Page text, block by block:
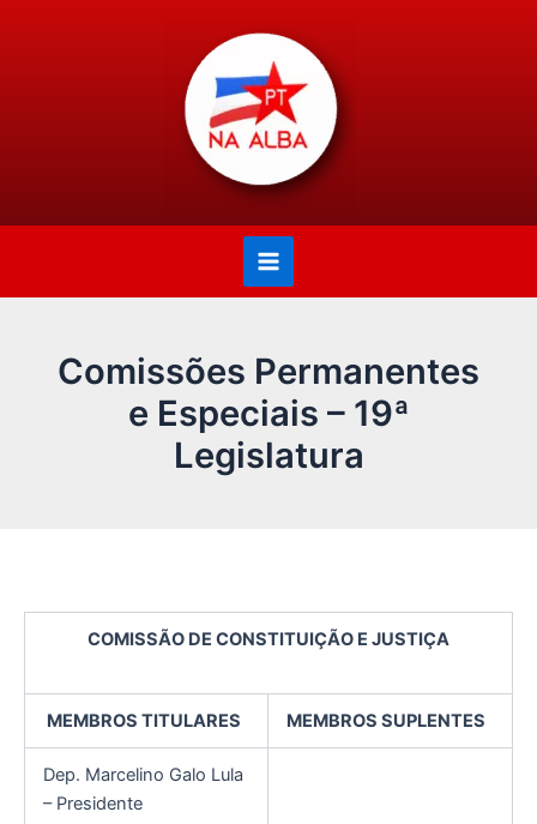
Menu
Comissões Permanentes
e Especiais – 19ª
Legislatura
COMISSÃO DE CONSTITUIÇÃO E JUSTIÇA
MEMBROS TITULARES MEMBROS SUPLENTES
Dep. Marcelino Galo Lula
– Presidente